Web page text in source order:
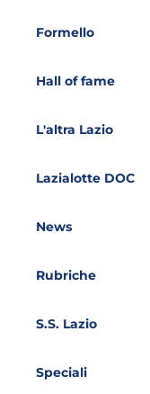
Formello
Hall of fame
L'altra Lazio
Lazialotte DOC
News
Rubriche
S.S. Lazio
Speciali